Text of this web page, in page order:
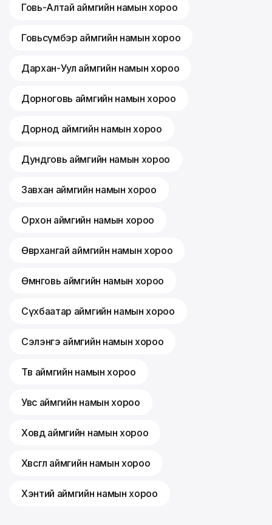
Говь-Алтай аймгийн намын хороо
Говьсүмбэр аймгийн намын хороо
Дархан-Уул аймгийн намын хороо
Дорноговь аймгийн намын хороо
Дорнод аймгийн намын хороо
Дундговь аймгийн намын хороо
Завхан аймгийн намын хороо
Орхон аймгийн намын хороо
Өвөрхангай аймгийн намын хороо
Өмнөговь аймгийн намын хороо
Сүхбаатар аймгийн намын хороо
Сэлэнгэ аймгийн намын хороо
Төв аймгийн намын хороо
Увс аймгийн намын хороо
Ховд аймгийн намын хороо
Хөвсгөл аймгийн намын хороо
Хэнтий аймгийн намын хороо